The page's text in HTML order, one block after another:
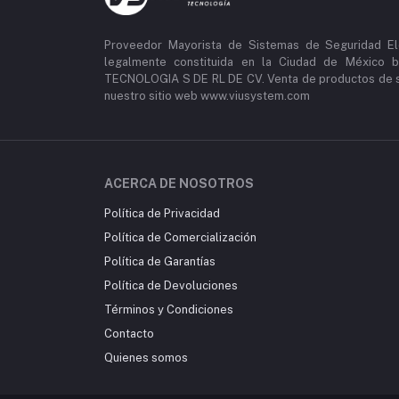
Proveedor Mayorista de Sistemas de Seguridad
legalmente constituida en la Ciudad de México
TECNOLOGIA S DE RL DE CV. Venta de productos
nuestro sitio web www.viusystem.com
ACERCA DE NOSOTROS
Política de Privacidad
Política de Comercialización
Política de Garantías
Política de Devoluciones
Términos y Condiciones
Contacto
Quienes somos